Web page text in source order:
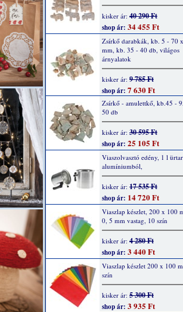
kisker ár: 40 290 Ft
shop ár: 34 455 Ft
Zsírkő darabkák, kb. 5 - 70
mm, kb. 35 - 40 db, világos
árnyalatok
kisker ár: 9 785 Ft
shop ár: 7 630 Ft
Zsírkő - amulettkő, kb.45 -
50 db
kisker ár: 30 595 Ft
shop ár: 25 105 Ft
Viaszolvasztó edény, 1 l
alumíniumból,
kisker ár: 17 535 Ft
shop ár: 14 720 Ft
Viaszlap készlet, 200 x 100
0, 5 mm vastag, 10 szín
kisker ár: 4 280 Ft
shop ár: 3 440 Ft
Viaszlap készlet 200 x 100
szín
kisker ár: 5 300 Ft
shop ár: 3 935 Ft